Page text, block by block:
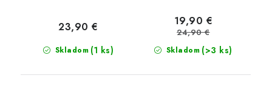
Skladom (1 ks)
23,90 €
Skladom (>3 ks)
19,90 €
24,90 €